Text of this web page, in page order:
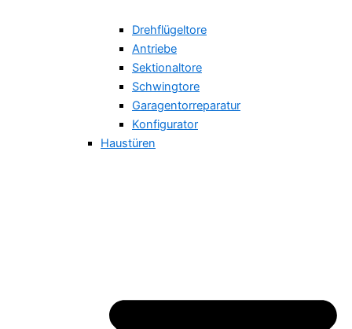
Drehflügeltore
Antriebe
Sektionaltore
Schwingtore
Garagentorreparatur
Konfigurator
Haustüren